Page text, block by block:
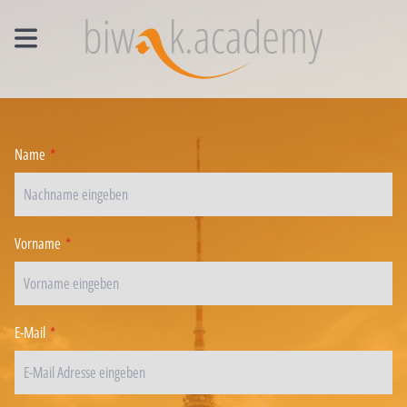
UNTERNEHMENS- UND VERTRIEBSFACHWIRT®
Name *
Vorname *
E-Mail *